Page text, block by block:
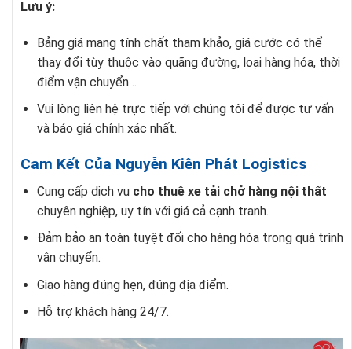
Lưu ý:
Bảng giá mang tính chất tham khảo, giá cước có thể
thay đổi tùy thuộc vào quãng đường, loại hàng hóa, thời
điểm vận chuyển…
Vui lòng liên hệ trực tiếp với chúng tôi để được tư vấn
và báo giá chính xác nhất.
Cam Kết Của Nguyễn Kiên Phát Logistics
Cung cấp dịch vụ cho thuê xe tải chở hàng nội thất
chuyên nghiệp, uy tín với giá cả cạnh tranh.
Đảm bảo an toàn tuyệt đối cho hàng hóa trong quá trình
vận chuyển.
Giao hàng đúng hẹn, đúng địa điểm.
Hỗ trợ khách hàng 24/7.